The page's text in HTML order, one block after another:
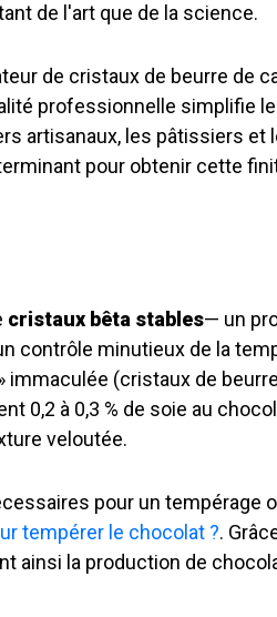
de l'art que de la science.
de cristaux de beurre de
professionnelle simplifie
artisanaux, les pâtissiers et
pour obtenir cette
cristaux bêta stables— un
contrôle minutieux de la
immaculée (cristaux de
0,2 à 0,3 % de soie au
veloutée.
pour un tempérage
tempérer le chocolat ?.
ainsi la production de